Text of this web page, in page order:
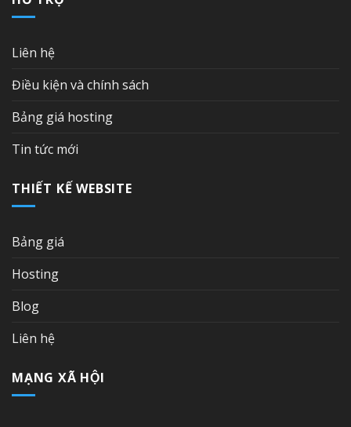
Liên hệ
Điều kiện và chính sách
Bảng giá hosting
Tin tức mới
THIẾT KẾ WEBSITE
Bảng giá
Hosting
Blog
Liên hệ
MẠNG XÃ HỘI